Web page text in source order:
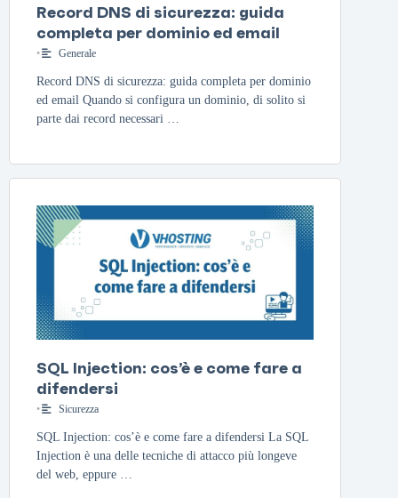
Record DNS di sicurezza: guida
completa per dominio ed email
• Generale
Record DNS di sicurezza: guida completa per dominio
ed email Quando si configura un dominio, di solito si
parte dai record necessari …
SQL Injection: cos’è e come fare a
difendersi
• Sicurezza
SQL Injection: cos’è e come fare a difendersi La SQL
Injection è una delle tecniche di attacco più longeve
del web, eppure …